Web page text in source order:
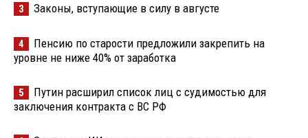
3 Законы, вступающие в силу в августе
4
Пенсию по старости предложили закрепить на
уровне не ниже 40% от заработка
5
Путин расширил список лиц с судимостью для
заключения контракта с ВС РФ